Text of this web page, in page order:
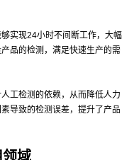
实现24小时不间断工作，大幅
品的检测，满足快速生产的需
工检测的依赖，从而降低人力
导致的检测误差，提升了产品
域